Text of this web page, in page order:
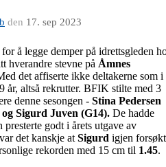
den 17. sep 2023
å legge demper på idrettsgleden
hverandre stevne på Åmnes
det affiserte ikke deltakerne som i
år, altså rekrutter. BFIK stilte med 3
denne sesongen - Stina Pedersen
Sigurd Juven (G14). De hadde
godt i årets utgave av
det kanskje at Sigurd igjen
rekorden med 15 cm til 1.45.